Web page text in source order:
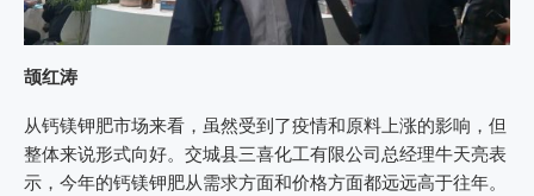
颉红涛
从钙镁钾肥市场来看，虽然受到了疫情和原料上涨的影响，但
整体来说形式向好。交城县三喜化工有限公司总经理牛天亮表
示，今年的钙镁钾肥从需求方面和价格方面都远远高于往年。